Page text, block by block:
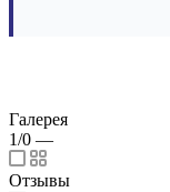
Галерея
1/0 —
Отзывы